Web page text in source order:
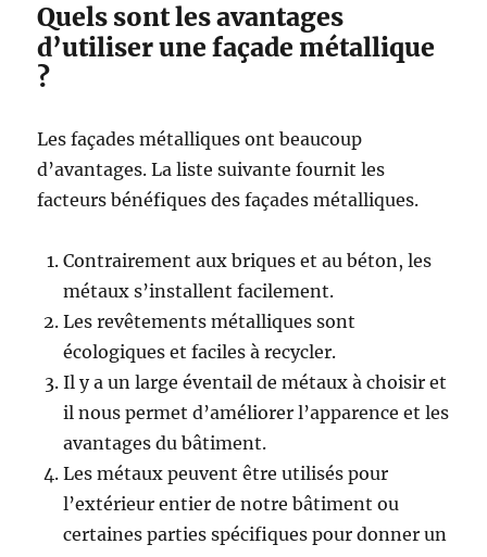
Quels sont les avantages
d’utiliser une façade métallique
?
Les façades métalliques ont beaucoup
d’avantages. La liste suivante fournit les
facteurs bénéfiques des façades métalliques.
Contrairement aux briques et au béton, les
métaux s’installent facilement.
Les revêtements métalliques sont
écologiques et faciles à recycler.
Il y a un large éventail de métaux à choisir et
il nous permet d’améliorer l’apparence et les
avantages du bâtiment.
Les métaux peuvent être utilisés pour
l’extérieur entier de notre bâtiment ou
certaines parties spécifiques pour donner un